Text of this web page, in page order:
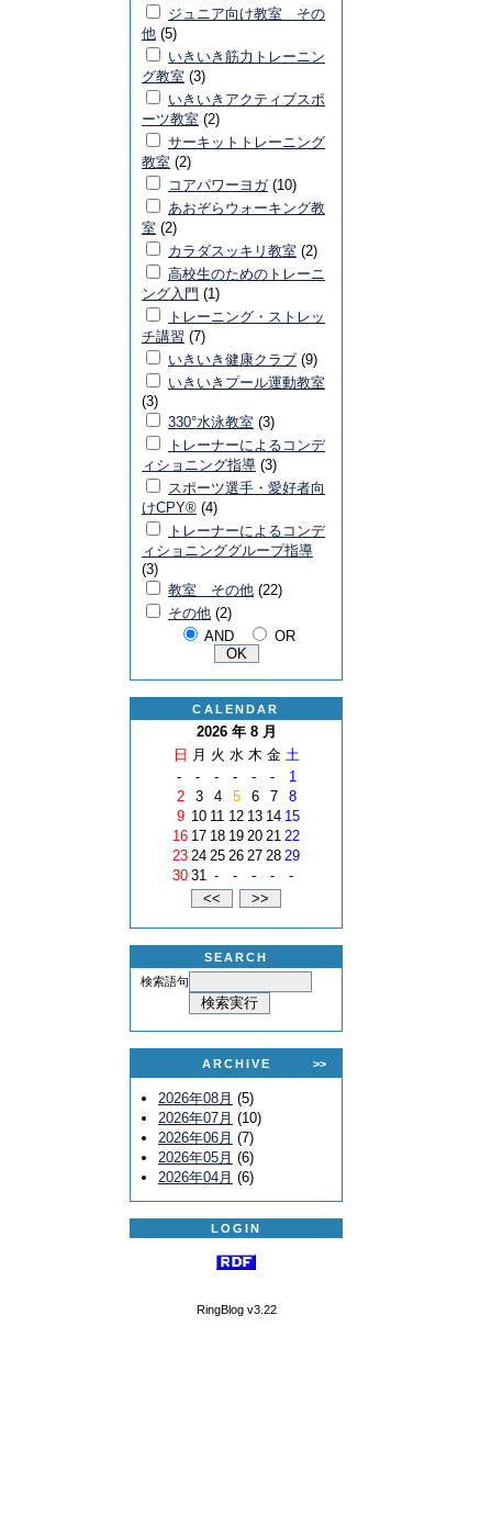
ジュニア向け教室 その
他 (5)
いきいき筋力トレーニン
グ教室 (3)
いきいきアクティブスポ
ーツ教室 (2)
サーキットトレーニング
教室 (2)
コアパワーヨガ(10)
あおぞらウォーキング教
室 (2)
カラダスッキリ教室 (2)
高校生のためのトレーニ
ング入門 (1)
トレーニング・ストレッ
チ講習 (7)
いきいき健康クラブ (9)
いきいきプール運動教室
(3)
330°水泳教室 (3)
トレーナーによるコンデ
ィショニング指導 (3)
スポーツ選手・愛好者向
けCPY® (4)
トレーナーによるコンデ
ィショニンググループ指導
(3)
教室 その他 (22)
その他 (2)
AND
OR
CALENDAR
2026 年 8 月
日 月 火 水 木 金 土
-
- - - - -
1
2
3 4 5 6 7
8
9 10 11 12 13 14 15
16 17 18 19 20 21 22
23 24 25 26 27 28 29
30 31 - - - - -
SEARCH
検索語句
ARCHIVE >>
2026年08月 (5)
2026年07月 (10)
2026年06月 (7)
2026年05月 (6)
2026年04月 (6)
LOGIN
RingBlog v3.22